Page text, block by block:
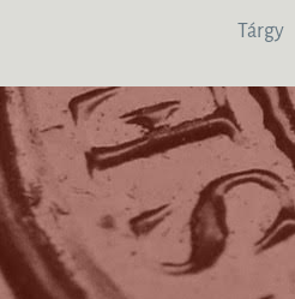
Tárgy